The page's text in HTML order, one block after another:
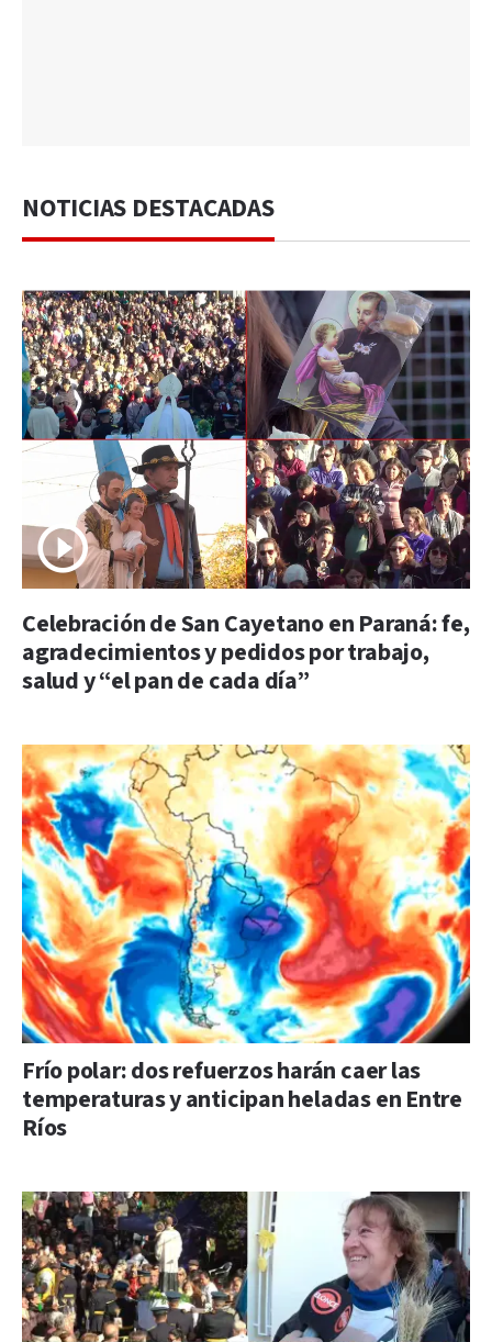
NOTICIAS DESTACADAS
Celebración de San Cayetano en Paraná: fe,
agradecimientos y pedidos por trabajo,
salud y “el pan de cada día”
Frío polar: dos refuerzos harán caer las
temperaturas y anticipan heladas en Entre
Ríos